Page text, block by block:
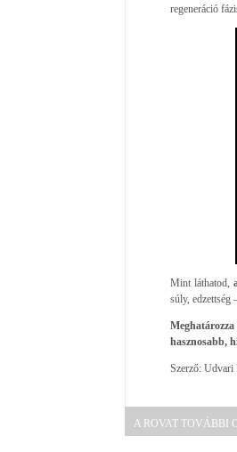
regeneráció
Mint láthatod,
súly, edzettség
hasznosabb,
Szerző: Udvari
A ROVAT TOVÁBBI